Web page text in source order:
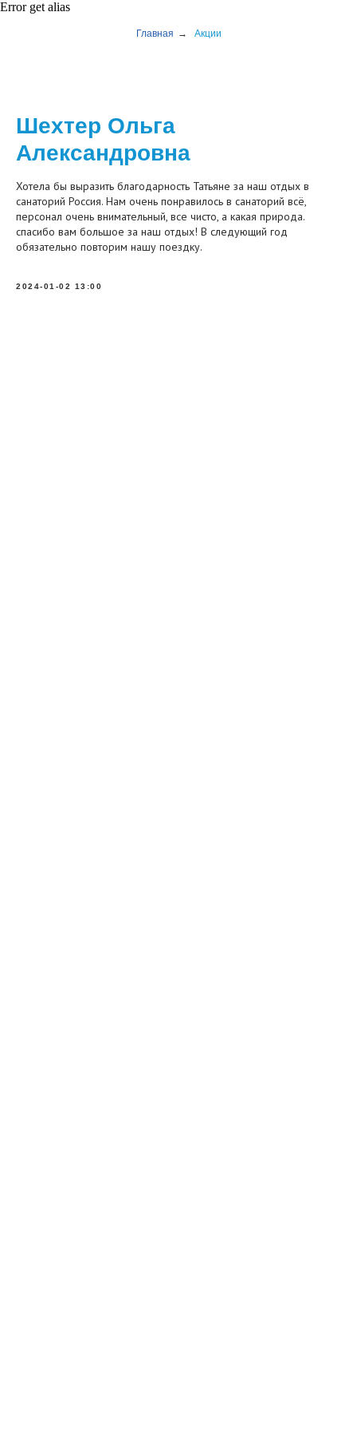
Error get alias
Главная → Акции
Шехтер Ольга
Александровна
Хотела бы выразить благодарность Татьяне за наш отдых в
санаторий Россия. Нам очень понравилось в санаторий всё,
персонал очень внимательный, все чисто, а какая природа.
спасибо вам большое за наш отдых! В следующий год
обязательно повторим нашу поездку.
2024-01-02 13:00